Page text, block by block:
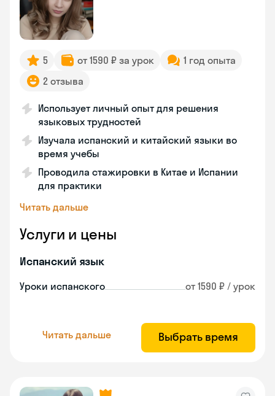
5 от 1590 ₽ за урок
1 год опыта
2 отзыва
Использует личный опыт для решения
языковых трудностей
Изучала испанский и китайский языки во
время учебы
Проводила стажировки в Китае и Испании
для практики
Читать дальше
Услуги и цены
Испанский язык
Уроки испанского от 1590 ₽ / урок
Читать дальше Выбрать время